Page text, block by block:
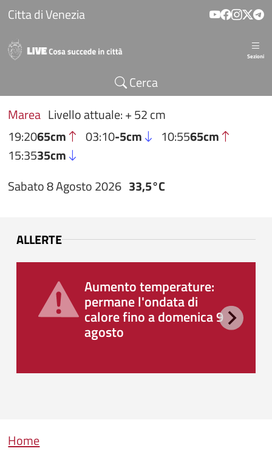
Salta al contenuto principale
Citta di Venezia
Sezioni
Cerca
Marea Livello attuale: + 52 cm
19:2065cm 03:10-5cm 10:5565cm
15:3535cm
Sabato 8 Agosto 2026 33,5°C
ALLERTE
Aumento temperature:
permane l'ondata di
calore fino a domenica 9
agosto
Briciole di pane
Home